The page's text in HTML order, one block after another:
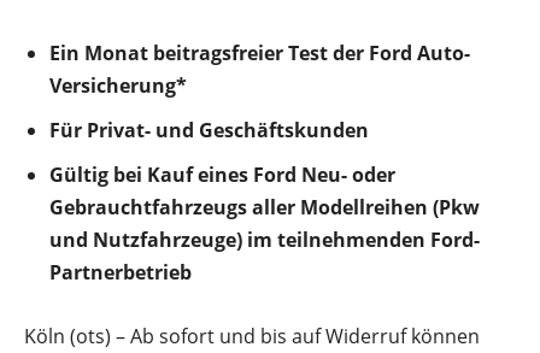
Ein Monat beitragsfreier Test der Ford Auto-
Versicherung*
Für Privat- und Geschäftskunden
Gültig bei Kauf eines Ford Neu- oder
Gebrauchtfahrzeugs aller Modellreihen (Pkw
und Nutzfahrzeuge) im teilnehmenden Ford-
Partnerbetrieb
Köln (ots) – Ab sofort und bis auf Widerruf können